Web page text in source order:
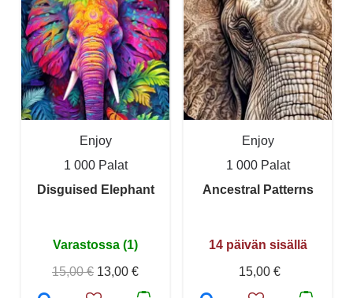
Enjoy
1 000 Palat
Disguised Elephant
Varastossa (1)
15,00 € 13,00 €
Enjoy
1 000 Palat
Ancestral Patterns
14 päivän sisällä
15,00 €